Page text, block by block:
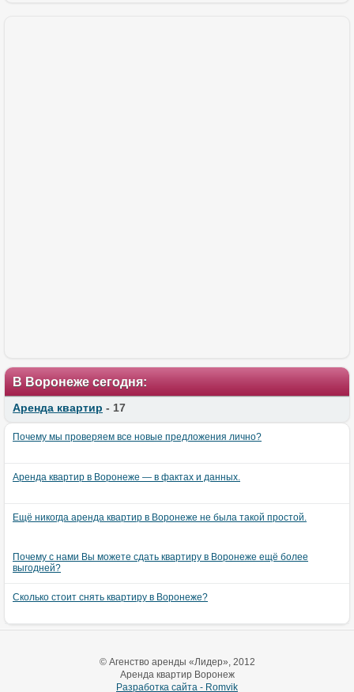
В Воронеже сегодня:
Аренда квартир - 17
Почему мы проверяем все новые предложения лично?
Аренда квартир в Воронеже — в фактах и данных.
Ещё никогда аренда квартир в Воронеже не была такой простой.
Почему с нами Вы можете сдать квартиру в Воронеже ещё более
выгодней?
Сколько стоит снять квартиру в Воронеже?
© Агенство аренды «Лидер», 2012
Аренда квартир Воронеж
Разработка сайта - Romvik